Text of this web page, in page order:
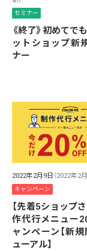
セミナー
《終了》初めてで
ットショップ新
ナー
2022年2月9日 （2022年2
キャンペーン
【先着5ショップ
作代行メニュー
ャンペーン【新規
ューアル】